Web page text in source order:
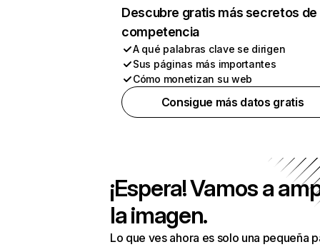
Descubre gratis más secretos de
competencia
A qué palabras clave se dirigen
Sus páginas más importantes
Cómo monetizan su web
Consigue más datos gratis
¡Espera! Vamos a
la imagen.
Lo que ves ahora es solo una pequeña